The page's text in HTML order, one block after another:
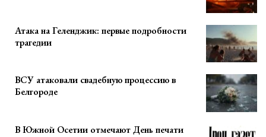
Атака на Геленджик: первые подробности
трагедии
ВСУ атаковали свадебную процессию в
Белгороде
В Южной Осетии отмечают День печати